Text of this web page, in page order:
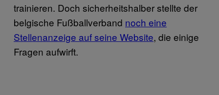
trainieren. Doch sicherheitshalber stellte der
belgische Fußballverband noch eine
Stellenanzeige auf seine Website, die einige
Fragen aufwirft.